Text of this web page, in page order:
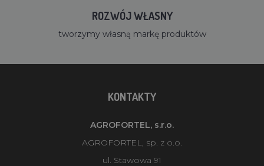
ROZWÓJ WŁASNY
tworzymy własną markę produktów
KONTAKTY
AGROFORTEL, s.r.o.
AGROFORTEL, sp. z o.o.
ul. Stawowa 91